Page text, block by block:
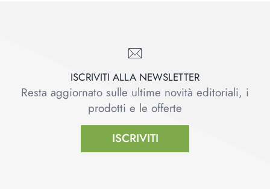
ISCRIVITI ALLA NEWSLETTER
Resta aggiornato sulle ultime novità editoriali, i
prodotti e le offerte
ISCRIVITI